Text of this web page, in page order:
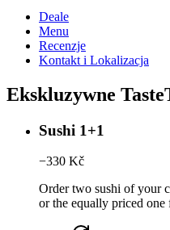
Deale
Menu
Recenzje
Kontakt i Lokalizacja
Ekskluzywne
Sushi 1+1
−330 Kč
Order two sushi of your
or the equally priced one